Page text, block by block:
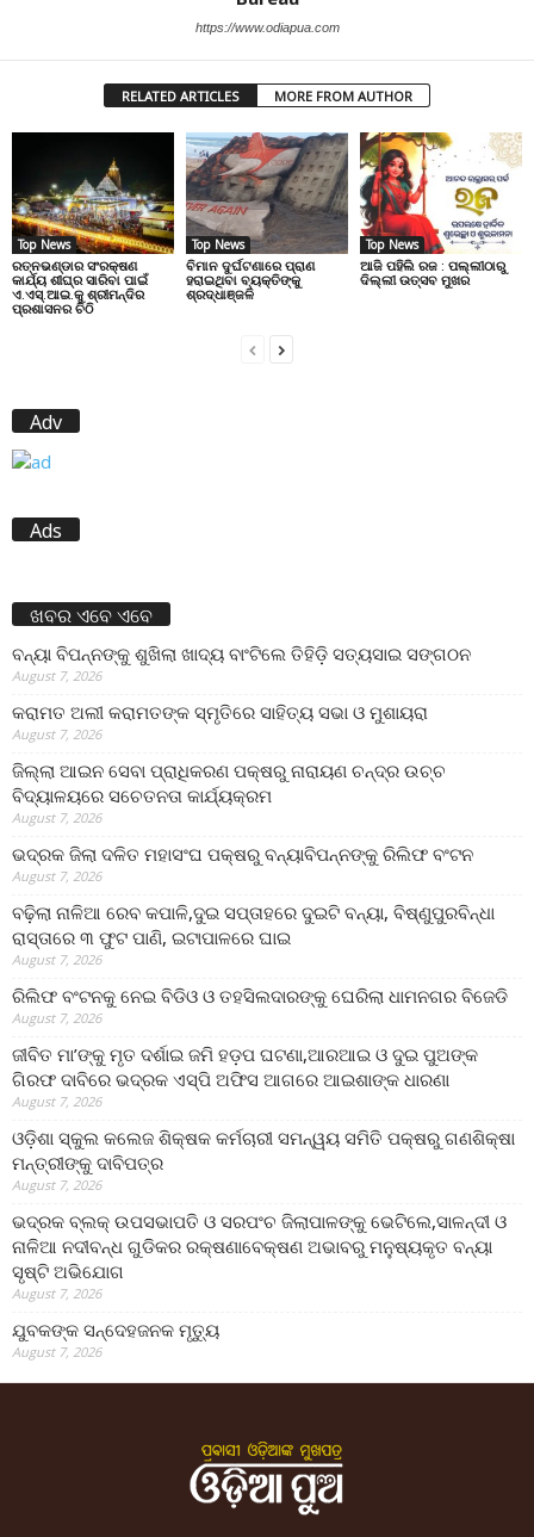
https://www.odiapua.com
RELATED ARTICLES MORE FROM AUTHOR
Top News
ରତ୍ନଭଣ୍ଡାର ସଂରକ୍ଷଣ
କାର୍ଯ୍ୟ ଶୀଘ୍ର ସାରିବା ପାଇଁ
ଏ.ଏସ୍.ଆଇ.କୁ ଶ୍ରୀମନ୍ଦିର
ପ୍ରଶାସନର ଚିଠି
Top News
ବିମାନ ଦୁର୍ଘଟଣାରେ ପ୍ରାଣ
ହରାଇଥିବା ବ୍ୟକ୍ତିଙ୍କୁ
ଶ୍ରଦ୍ଧାଞ୍ଜଳି
Top News
ଆଜି ପହିଲି ରଜ : ପଲ୍ଲୀଠାରୁ
ଦିଲ୍ଲୀ ଉତ୍ସବ ମୁଖର
Adv
Ads
ଖବର ଏବେ ଏବେ
ବନ୍ୟା ବିପନ୍ନଙ୍କୁ ଶୁଖିଲା ଖାଦ୍ୟ ବାଂଟିଲେ ତିହିଡି଼ ସତ୍ୟସାଇ ସଙ୍ଗଠନ
August 7, 2026
କରାମତ ଅଲୀ କରାମତଙ୍କ ସ୍ମୃତିରେ ସାହିତ୍ୟ ସଭା ଓ ମୁଶାୟରା
August 7, 2026
ଜିଲ୍ଲା ଆଇନ ସେବା ପ୍ରାଧିକରଣ ପକ୍ଷରୁ ନାରାୟଣ ଚନ୍ଦ୍ର ଉଚ୍ଚ
ବିଦ୍ୟାଳୟରେ ସଚେତନତା କାର୍ଯ୍ୟକ୍ରମ
August 7, 2026
ଭଦ୍ରକ ଜିଲା ଦଳିତ ମହାସଂଘ ପକ୍ଷରୁ ବନ୍ୟାବିପନ୍ନଙ୍କୁ ରିଲିଫ ବଂଟନ
August 7, 2026
ବଢ଼ିଲା ନାଳିଆ ରେବ କପାଳି,ଦୁଇ ସପ୍ତାହରେ ଦୁଇଟି ବନ୍ୟା, ବିଷ୍ଣୁପୁରବିନ୍ଧା
ରାସ୍ତାରେ ୩ ଫୁଟ ପାଣି, ଇଟାପାଳରେ ଘାଇ
August 7, 2026
ରିଲିଫ ବଂଟନକୁ ନେଇ ବିଡିଓ ଓ ତହସିଲଦାରଙ୍କୁ ଘେରିଲା ଧାମନଗର ବିଜେଡି
August 7, 2026
ଜୀବିତ ମା’ଙ୍କୁ ମୃତ ଦର୍ଶାଇ ଜମି ହଡ଼ପ ଘଟଣା,ଆରଆଇ ଓ ଦୁଇ ପୁଅଙ୍କ
ଗିରଫ ଦାବିରେ ଭଦ୍ରକ ଏସ୍‌ପି ଅଫିସ ଆଗରେ ଆଇଶାଙ୍କ ଧାରଣା
August 7, 2026
ଓଡ଼ିଶା ସ୍କୁଲ କଲେଜ ଶିକ୍ଷକ କର୍ମଚାରୀ ସମନ୍ୱୟ ସମିତି ପକ୍ଷରୁ ଗଣଶିକ୍ଷା
ମନ୍ତ୍ରୀଙ୍କୁ ଦାବିପତ୍ର
August 7, 2026
ଭଦ୍ରକ ବ୍ଲକ୍ ଉପସଭାପତି ଓ ସରପଂଚ ଜିଲାପାଳଙ୍କୁ ଭେଟିଲେ,ସାଳନ୍ଦୀ ଓ
ନାଳିଆ ନଦୀବନ୍ଧ ଗୁଡିକର ରକ୍ଷଣାବେକ୍ଷଣ ଅଭାବରୁ ମନୁଷ୍ୟକୃତ ବନ୍ୟା
ସୃଷ୍ଟି ଅଭିଯୋଗ
August 7, 2026
ଯୁବକଙ୍କ ସନ୍ଦେହଜନକ ମୃତ୍ୟୁ
August 7, 2026